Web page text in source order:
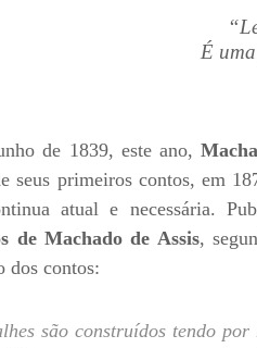
É
de 1839, este ano,
seus primeiros contos, em
atual e necessária.
de Machado de Assis,
dos contos:
são construídos tendo